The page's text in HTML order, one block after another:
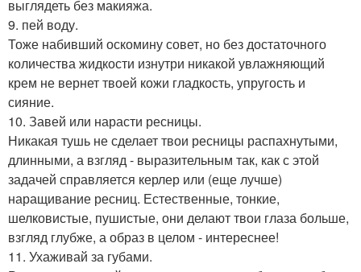
выглядеть без макияжа.
9. пей воду.
Тоже набивший оскомину совет, но без достаточного
количества жидкости изнутри никакой увлажняющий
крем не вернет твоей кожи гладкость, упругость и
сияние.
10. Завей или нарасти ресницы.
Никакая тушь не сделает твои ресницы распахнутыми,
длинными, а взгляд - выразительным так, как с этой
задачей справляется керлер или (еще лучше)
наращивание ресниц. Естественные, тонкие,
шелковистые, пушистые, они делают твои глаза больше,
взгляд глубже, а образ в целом - интереснее!
11. Ухаживай за губами.